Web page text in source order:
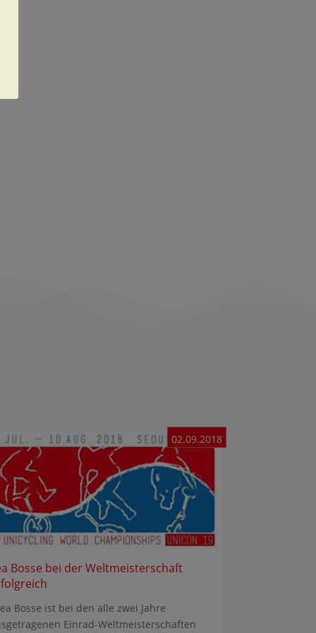
Bosse bei der Weltmeisterschaft
02.09.2018
Bosse ist bei den alle zwei Jahre
Einrad-Weltmeisterschaften